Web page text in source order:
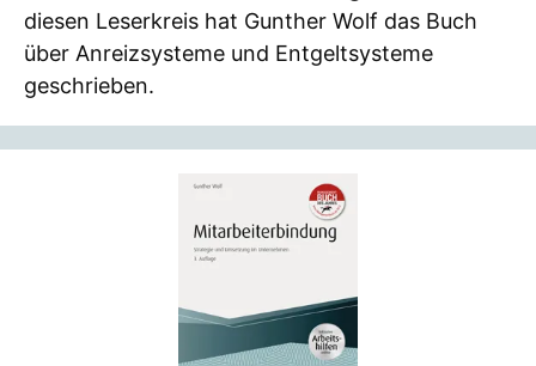
diesen Leserkreis hat Gunther Wolf das Buch
über Anreizsysteme und Entgeltsysteme
geschrieben.